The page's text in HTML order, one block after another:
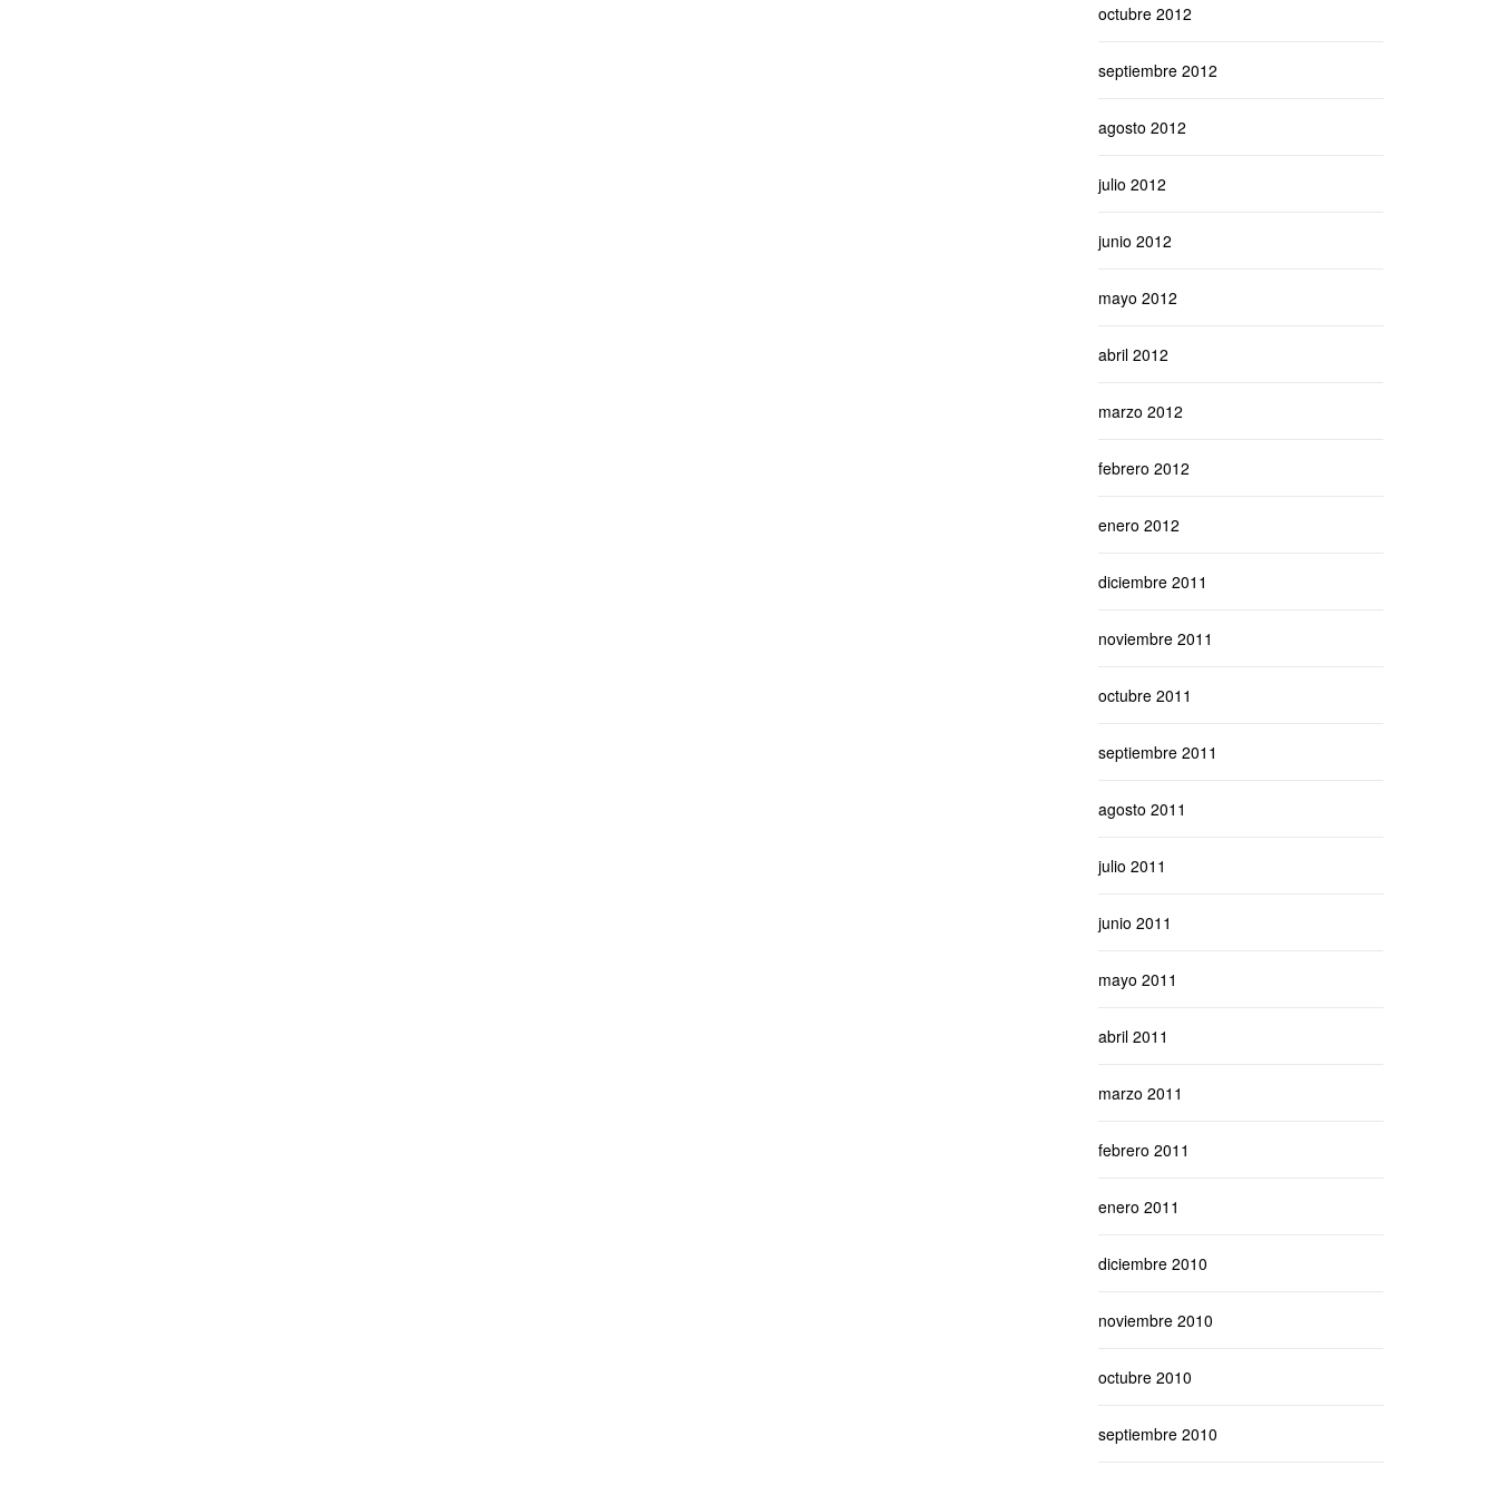
octubre 2012
septiembre 2012
agosto 2012
julio 2012
junio 2012
mayo 2012
abril 2012
marzo 2012
febrero 2012
enero 2012
diciembre 2011
noviembre 2011
octubre 2011
septiembre 2011
agosto 2011
julio 2011
junio 2011
mayo 2011
abril 2011
marzo 2011
febrero 2011
enero 2011
diciembre 2010
noviembre 2010
octubre 2010
septiembre 2010